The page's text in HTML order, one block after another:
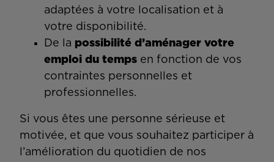
adaptées à votre localisation et à
votre disponibilité.
De la possibilité d’aménager votre
emploi du temps en fonction de vos
contraintes personnelles et
professionnelles.
Si vous êtes une personne sérieuse et
motivée, et que vous souhaitez participer à
l’amélioration du quotidien de nos